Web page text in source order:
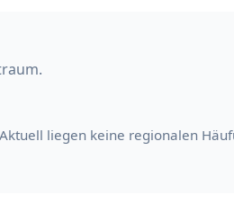
Aktuell liegen keine regionalen